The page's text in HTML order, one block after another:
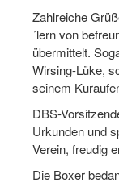
Bewegt zu
Bewegt
Bewegt
Aktionen zu
SSB-Sport
Zahlreiche
´lern von
übermittelt.
Wirsing-Lüke,
seinem
DBS-
Urkunden und
Verein, freudig
Die Boxer